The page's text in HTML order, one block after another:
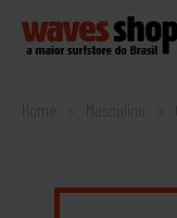
Home